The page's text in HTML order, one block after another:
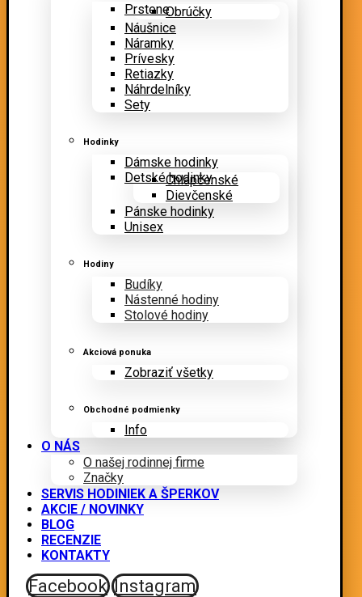
PrsteneObrúčky
Náušnice
Náramky
Prívesky
Retiazky
Náhrdelníky
Sety
Hodinky
Dámske hodinky
Detské hodinky
Chlapčenské
Dievčenské
Pánske hodinky
Unisex
Hodiny
Budíky
Nástenné hodiny
Stolové hodiny
Akciová ponuka
Zobraziť všetky
Obchodné podmienky
Info
O NÁS
O našej rodinnej firme
Značky
SERVIS HODINIEK A ŠPERKOV
AKCIE / NOVINKY
BLOG
RECENZIE
KONTAKTY
Facebook Instagram